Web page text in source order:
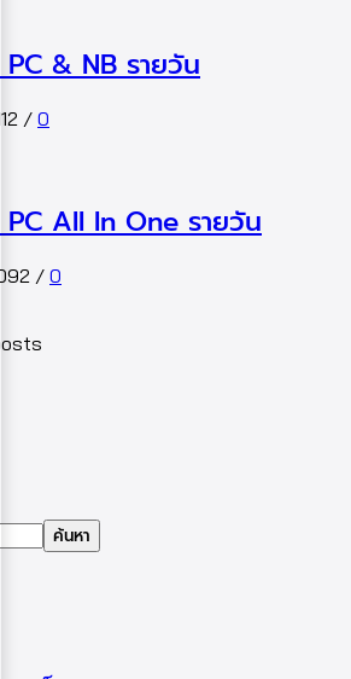
& NB รายวัน
/ 0
All In One รายวัน
/ 0
ค้นหา